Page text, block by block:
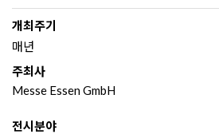
개최주기
매년
주최사
Messe Essen GmbH
전시분야